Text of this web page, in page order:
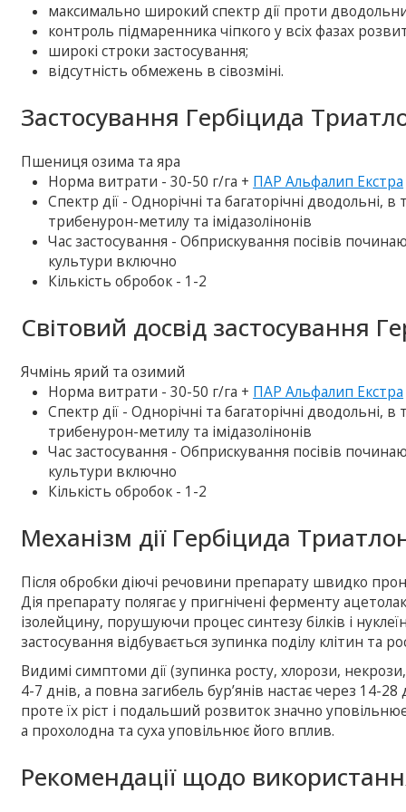
максимально широкий спектр дії проти
контроль підмаренника чіпкого у всіх фазах
широкі строки застосування;
відсутність обмежень в сівозміні.
Застосування Гербіцида
Пшениця озима та яра
Норма витрати - 30-50 г/га + ПАР Альфалип Екстра
Спектр дії - Однорічні та багаторічні дводольні,
трибенурон-метилу та імідазолінонів
Час застосування - Обприскування посівів
культури включно
Кількість обробок - 1-2
Світовий досвід застосування
Ячмінь ярий та озимий
Норма витрати - 30-50 г/га + ПАР Альфалип Екстра
Спектр дії - Однорічні та багаторічні дводольні,
трибенурон-метилу та імідазолінонів
Час застосування - Обприскування посівів
культури включно
Кількість обробок - 1-2
Механізм дії Гербіцида
Після обробки діючі речовини препарату швидко
Дія препарату полягає у пригнічені ферменту
ізолейцину, порушуючи процес синтезу білків і
застосування відбувається зупинка поділу клітин та
Видимі симптоми дії (зупинка росту, хлорози,
4-7 днів, а повна загибель бур’янів настає через 14-
проте їх ріст і подальший розвиток значно
а прохолодна та суха уповільнює його вплив.
Рекомендації щодо